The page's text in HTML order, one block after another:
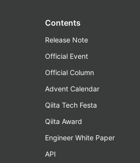
Contents
Release Note
Official Event
Official Column
Advent Calendar
Qiita Tech Festa
Qiita Award
Engineer White Paper
API